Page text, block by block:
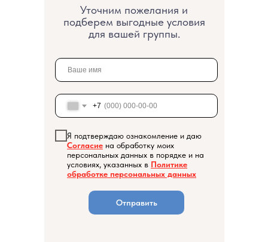
Уточним пожелания и
подберем выгодные условия
для вашей группы.
+7
Я подтверждаю ознакомление и даю
Согласие на обработку моих
персональных данных в порядке и на
условиях, указанных в Политике
обработке персональных данных
Отправить
Каталог туров
О компании
Акции
Контакты